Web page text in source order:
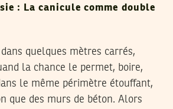
: La canicule comme double
quelques mètres carrés,
la chance le permet, boire,
le même périmètre étouffant,
que des murs de béton. Alors